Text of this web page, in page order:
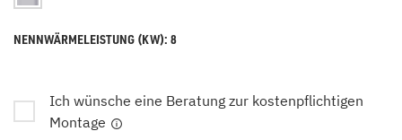
NENNWÄRMELEISTUNG (KW): 8
Ich wünsche eine Beratung zur kostenpflichtigen
Montage